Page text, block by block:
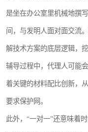
是坐在办公室里机械地撰
间，与发明人面对面交流
解技术方案的底层逻辑，
辅导过程中，代理人可能
着关键的材料配比创新，
要求保护网。
此外，“一对一”还意味着